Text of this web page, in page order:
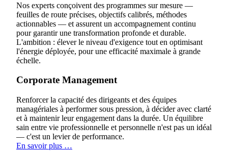
Nos experts conçoivent des programmes sur mesure —
feuilles de route précises, objectifs calibrés, méthodes
actionnables — et assurent un accompagnement continu
pour garantir une transformation profonde et durable.
L'ambition : élever le niveau d'exigence tout en optimisant
l'énergie déployée, pour une efficacité maximale à grande
échelle.
Corporate Management
Renforcer la capacité des dirigeants et des équipes
managériales à performer sous pression, à décider avec clarté
et à maintenir leur engagement dans la durée. Un équilibre
sain entre vie professionnelle et personnelle n'est pas un idéal
— c'est un levier de performance.
En savoir plus …